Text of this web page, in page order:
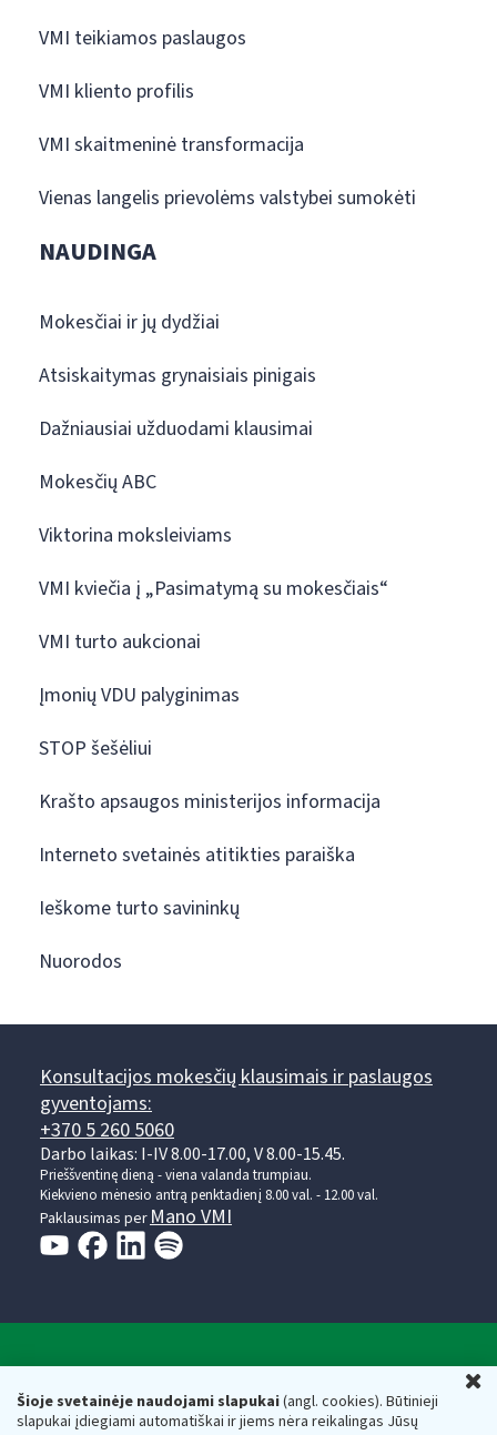
Šioje svetainėje naudojami slapukai(angl. cookies). Būtinieji
slapukai įdiegiami automatiškai ir jiems nėra reikalingas Jūsų
VMI teikiamos paslaugos
VMI kliento profilis
VMI skaitmeninė transformacija
Vienas langelis prievolėms valstybei sumokėti
NAUDINGA
Mokesčiai ir jų dydžiai
Atsiskaitymas grynaisiais pinigais
Dažniausiai užduodami klausimai
Mokesčių ABC
Viktorina moksleiviams
VMI kviečia į „Pasimatymą su mokesčiais“
VMI turto aukcionai
Įmonių VDU palyginimas
STOP šešėliui
Krašto apsaugos ministerijos informacija
Interneto svetainės atitikties paraiška
Ieškome turto savininkų
Nuorodos
Konsultacijos mokesčių klausimais ir paslaugos
gyventojams:
+370 5 260 5060
Darbo laikas: I-IV 8.00-17.00, V 8.00-15.45.
Prieššventinę dieną - viena valanda trumpiau.
Kiekvieno mėnesio antrą penktadienį 8.00 val. - 12.00 val.
Paklausimas per Mano VMI
Respublikos finansų ministerijos